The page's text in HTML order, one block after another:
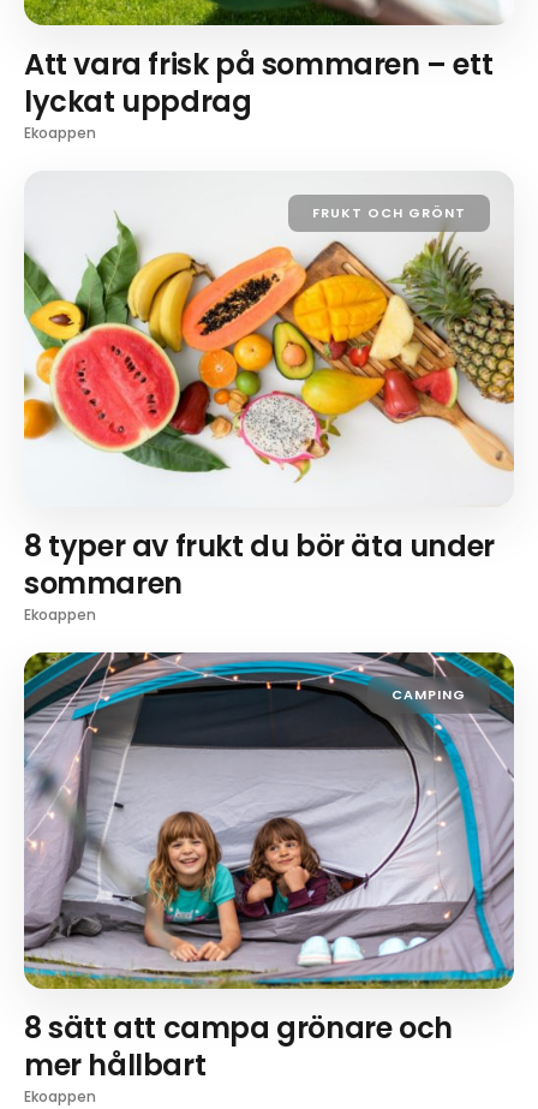
Att vara frisk på sommaren – ett
lyckat uppdrag
Ekoappen
FRUKT OCH GRÖNT
8 typer av frukt du bör äta under
sommaren
Ekoappen
CAMPING
8 sätt att campa grönare och
mer hållbart
Ekoappen